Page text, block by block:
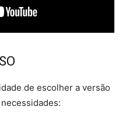
de escolher a versão